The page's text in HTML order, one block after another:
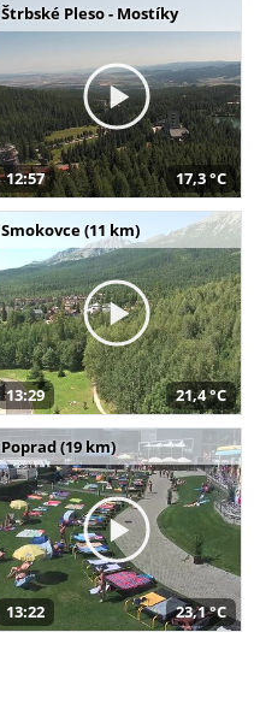
Štrbské Pleso - Mostíky
12:57 17,3 °C
Smokovce (11 km)
13:29 21,4 °C
Poprad (19 km)
13:22 23,1 °C